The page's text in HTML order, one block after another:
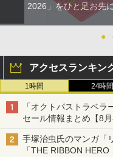
2026」をひと足お先
●
アクセスランキン
1時間 24時間
「オクトパストラベ
セール情報まとめ【8月
ニンテンドーeショッ
手塚治虫氏のマンガ「
「THE RIBBON